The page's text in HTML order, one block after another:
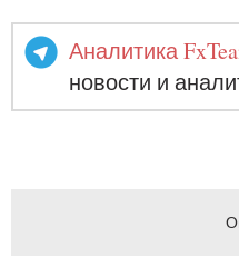
Аналитика
новости и